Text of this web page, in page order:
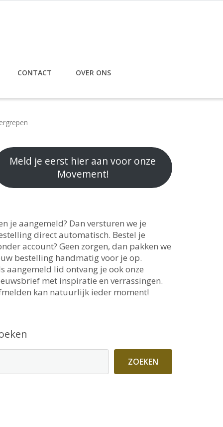
CONTACT OVER ONS
Meld je eerst hier aan voor onze
Movement!
je aangemeld? Dan versturen we je
direct automatisch. Bestel je
account? Geen zorgen, dan pakken we
bestelling handmatig voor je op.
aangemeld lid ontvang je ook onze
met inspiratie en verrassingen.
kan natuurlijk ieder moment!
ZOEKEN